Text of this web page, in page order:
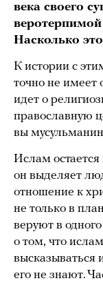
века своего
веротерпимой
Насколько
К истории с
точно не имеет
идет о
православную
вы
Ислам
он выделяет
отношение к
не только в
веруют в
о том, что
высказываться
его не знают.